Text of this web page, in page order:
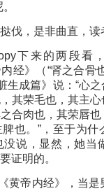
伐，是非曲直，读
下来的两段看
内经》（“肾之合骨
生成篇》说：“心
其荣毛也，其主
合肉也，其荣唇
也。”，至于为
说，显然，她当
证明的。
黄帝内经》，当